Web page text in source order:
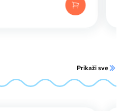
Prikaži sve